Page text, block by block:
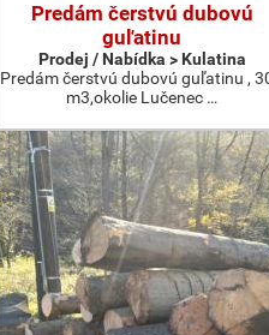
Predám čerstvú dubovú
guľatinu
Prodej / Nabídka > Kulatina
Predám čerstvú dubovú guľatinu ,
m3,okolie Lučenec …